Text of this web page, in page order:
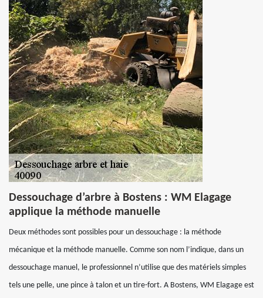
Dessouchage d’arbre à Bostens : WM Elagage
applique la méthode manuelle
Deux méthodes sont possibles pour un dessouchage : la méthode
mécanique et la méthode manuelle. Comme son nom l’indique, dans un
dessouchage manuel, le professionnel n’utilise que des matériels simples
tels une pelle, une pince à talon et un tire-fort. A Bostens, WM Elagage est